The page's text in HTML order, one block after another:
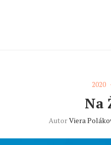
2020
Na
AutorViera